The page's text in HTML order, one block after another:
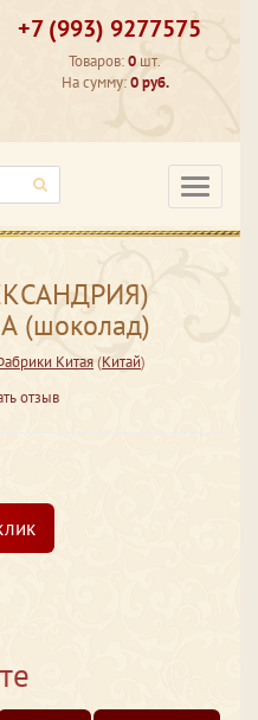
+7 (993) 9277575
Товаров:0 шт.
На сумму:0 руб.
(шоколад)
Китая(Китай)
отзыв